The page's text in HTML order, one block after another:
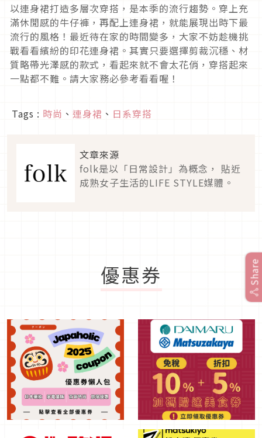
以連身裙打造多層次穿搭，是本季的流行趨勢。穿上充
滿休閒感的牛仔褲，再配上連身裙，就能展現出時下最
流行的風格！最近待在家的時間變多，大家不妨趁機挑
戰看看繽紛的印花連身裙。其實只要選擇剪裁沉穩、材
質略帶光澤感的款式，看起來就不會太花俏，穿搭起來
一點都不難。請大家務必參考看看喔！
Tags : 時尚 、 連身裙 、 日系穿搭
文章來源
folk是以「日常設計」為概念， 貼近
成熟女子生活的LIFE STYLE媒體。
優惠券 Share